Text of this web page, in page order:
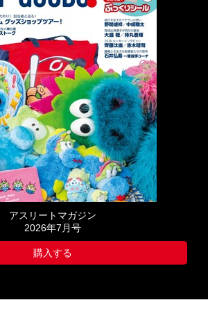
アスリートマガジン
2026年7月号
購入する